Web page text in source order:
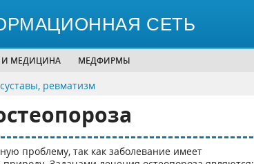
СЕТЬ
И МЕДИЦИНА МЕДФИРМЫ
ревматизм
проблему, так как заболевание имеет